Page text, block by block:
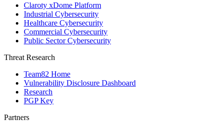
Claroty xDome Platform
Industrial Cybersecurity
Healthcare Cybersecurity
Commercial Cybersecurity
Public Sector Cybersecurity
Threat Research
Team82 Home
Vulnerability Disclosure Dashboard
Research
PGP Key
Partners